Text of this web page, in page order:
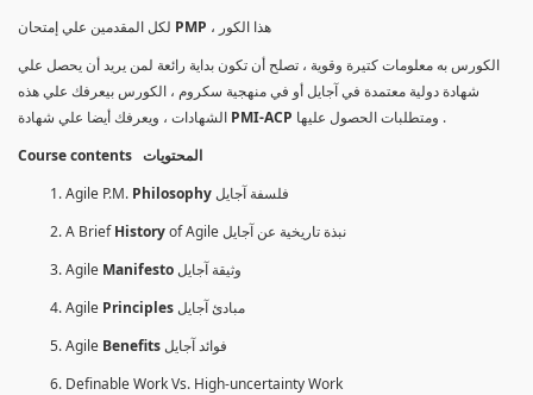
PMP
، هذا الكور
الكورس به معلومات كتيرة وقوية ، تصلح أن تكون بداية رائعة لمن يريد أن يحصل علي
شهادة دولية معتمدة في آجايل أو في منهجية سكروم ، الكورس بيعرفك علي هذه
PMI-ACP
ومتطلبات الحصول عليها .
Agile P.M. Philosophyفلسفة آجايل
A BriefHistory
of Agile نبذة تاريخية عن آجايل
Agile Manifestoوثيقة آجايل
Agile Principlesمبادئ آجايل
Agile Benefitsفوائد آجايل
Definable Work Vs. High-uncertainty Work